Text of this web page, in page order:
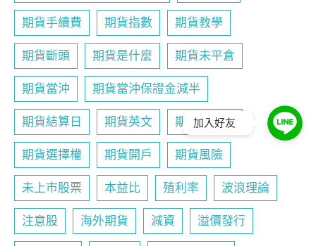
期貨手續費 期貨指數 期貨教學
期貨斷頭 期貨是什麼 期貨未平倉
期貨當沖 期貨當沖保證金減半
期貨結算日 期貨英文 期貨行事曆
期貨選擇權 期貨開戶 期貨風險
未上市股票 本益比 殖利率 波浪理論
注意股 海外期貨 減資 溢價發行
加入好友